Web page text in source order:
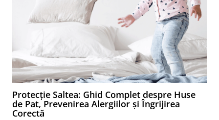
Protecție Saltea: Ghid Complet despre Huse
de Pat, Prevenirea Alergiilor și Îngrijirea
Corectă